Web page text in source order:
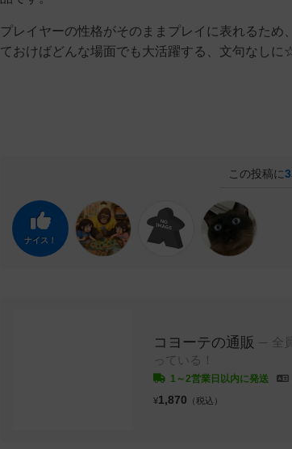
プレイヤーの性格がそのままプレイに表れるた
ておけばどんな場面でも大活躍する、文句なしに
この投稿に3
ナイス！
コヨーテの通販
全
っている！
1～2営業日以内に発送
¥1,870 （税込）